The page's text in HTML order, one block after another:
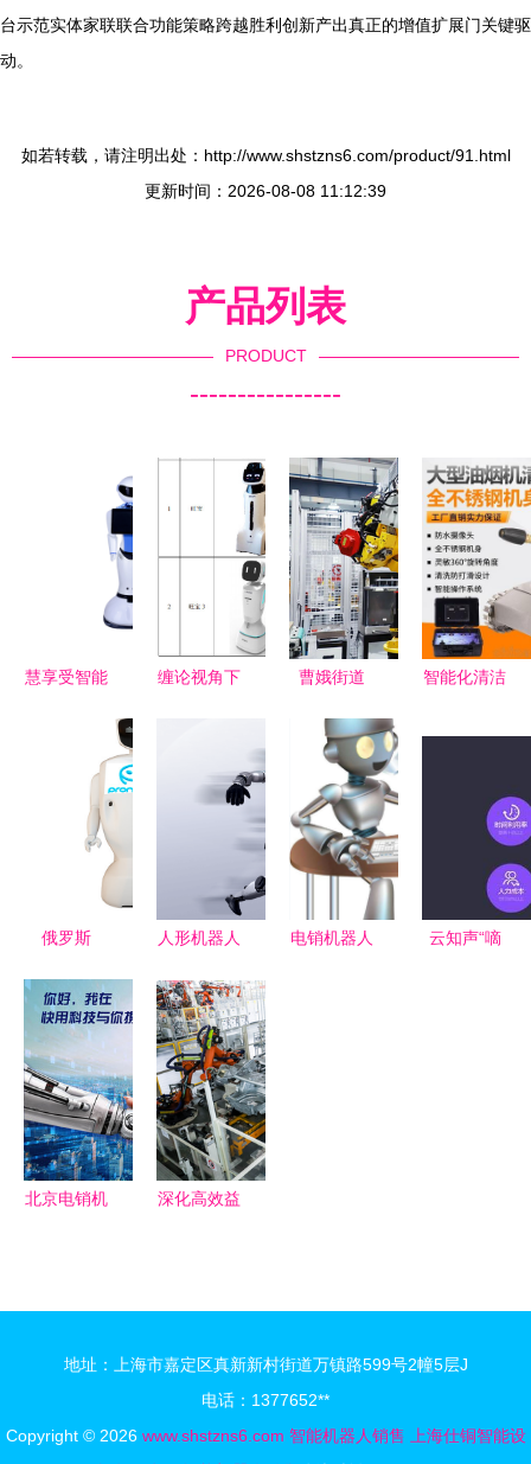
台示范实体家联联合功能策略跨越胜利创新产出真正的增值扩展门关键驱
动。
如若转载，请注明出处：http://www.shstzns6.com/product/91.html
更新时间：2026-08-08 11:12:39
产品列表
PRODUCT
----------------
慧享受智能
销与迎宾服
务的智能新
缠论视角下
线中解构服
曹娥街道
高质量集群
发展，智能
机器人销售
成新引擎
智能化清洁
机器人的市
售策略
俄罗斯
智能机器人
销售的新时
代
人形机器人
发式增长
2030年或
破34万台的
智能销售新
共识
电销机器人
云知声“嘀
北京电销机
深化高效益
180多万辆
智能机器人
赋能新未来
地址：上海市嘉定区真新新村街道万镇路599号2幢5层J
电话：1377652**
Copyright © 2026 www.shstzns6.com 智能机器人销售
上海仕铜智能设